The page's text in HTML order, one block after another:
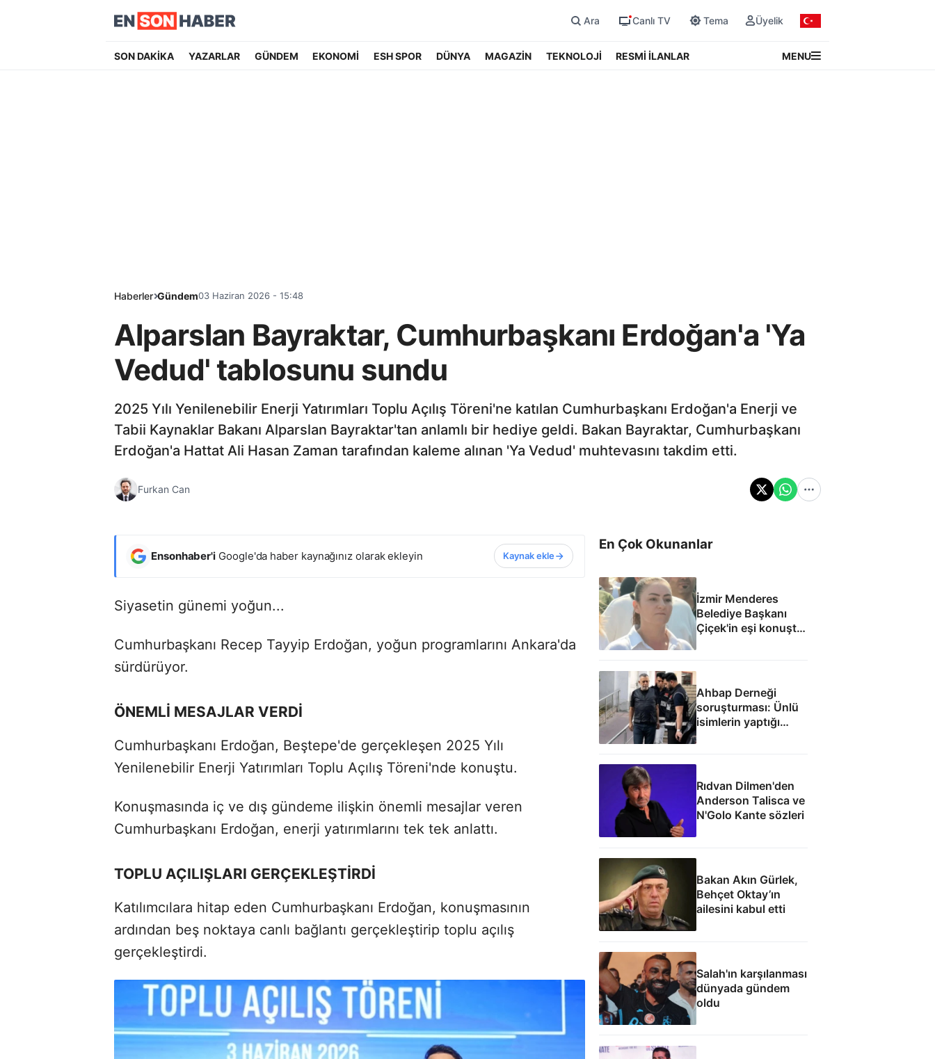
Ara Canlı TV Tema Üyelik
SON DAKİKA YAZARLAR GÜNDEM EKONOMİ ESH SPOR DÜNYA MAGAZİN TEKNOLOJİ RESMİ İLANLAR MENU
Haberler Gündem03 Haziran 2026 - 15:48
Alparslan Bayraktar, Cumhurbaşkanı Erdoğan'a 'Ya
Vedud' tablosunu sundu
2025 Yılı Yenilenebilir Enerji Yatırımları Toplu Açılış Töreni'ne katılan Cumhurbaşkanı Erdoğan'a Enerji ve
Tabii Kaynaklar Bakanı Alparslan Bayraktar'tan anlamlı bir hediye geldi. Bakan Bayraktar, Cumhurbaşkanı
Erdoğan'a Hattat Ali Hasan Zaman tarafından kaleme alınan 'Ya Vedud' muhtevasını takdim etti.
Furkan Can
Ensonhaber'i Google'da haber kaynağınız olarak ekleyin Kaynak ekle
Siyasetin günemi yoğun...
Cumhurbaşkanı Recep Tayyip Erdoğan, yoğun programlarını Ankara'da
sürdürüyor.
ÖNEMLİ MESAJLAR VERDİ
Cumhurbaşkanı Erdoğan, Beştepe'de gerçekleşen 2025 Yılı
Yenilenebilir Enerji Yatırımları Toplu Açılış Töreni'nde konuştu.
Konuşmasında iç ve dış gündeme ilişkin önemli mesajlar veren
Cumhurbaşkanı Erdoğan, enerji yatırımlarını tek tek anlattı.
TOPLU AÇILIŞLARI GERÇEKLEŞTİRDİ
Katılımcılara hitap eden Cumhurbaşkanı Erdoğan, konuşmasının
ardından beş noktaya canlı bağlantı gerçekleştirip toplu açılış
gerçekleştirdi.
En Çok Okunanlar
İzmir Menderes
Belediye Başkanı
Çiçek'in eşi konuştu:
Ahbap Derneği
soruşturması: Ünlü
isimlerin yaptığı
bağışlar
Rıdvan Dilmen'den
Anderson Talisca ve
N'Golo Kante sözleri
Bakan Akın Gürlek,
Behçet Oktay’ın
ailesini kabul etti
Salah'ın karşılanması
dünyada gündem
oldu